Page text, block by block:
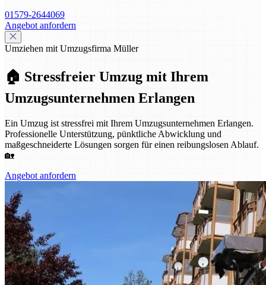
01579-2644069
Angebot anfordern
Umziehen mit Umzugsfirma Müller
🏠 Stressfreier Umzug mit Ihrem
Umzugsunternehmen Erlangen
Ein Umzug ist stressfrei mit Ihrem Umzugsunternehmen Erlangen.
Professionelle Unterstützung, pünktliche Abwicklung und
maßgeschneiderte Lösungen sorgen für einen reibungslosen Ablauf.
🏡
Angebot anfordern